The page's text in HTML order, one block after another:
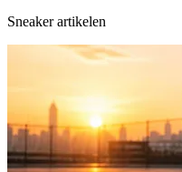
Sneaker artikelen